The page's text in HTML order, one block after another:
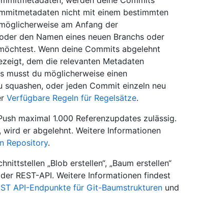
nicht mit einem bestimmten
am Anfang der
den Namen eines neuen Branchs oder
Wenn deine Commits abgelehnt
dem die relevanten Metadaten
musst du möglicherweise einen
oder jeden Commit einzeln neu
Verfügbare Regeln für Regelsätze.
maximal 1.000 Referenzupdates zulässig.
er abgelehnt. Weitere Informationen
Repository.
„Blob erstellen“, „Baum erstellen“
REST-API. Weitere Informationen findest
API-Endpunkte für Git-Baumstrukturen und